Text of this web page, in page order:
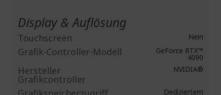
Display & Auflösung
Touchscreen Nein
Grafik-Controller-Modell GeForce RTX™
4090
Hersteller
Grafikcontroller
NVIDIA®
Dediziertem